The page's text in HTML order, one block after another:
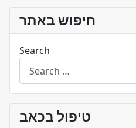
Share
חיפוש באתר
Search
טיפול בכאב